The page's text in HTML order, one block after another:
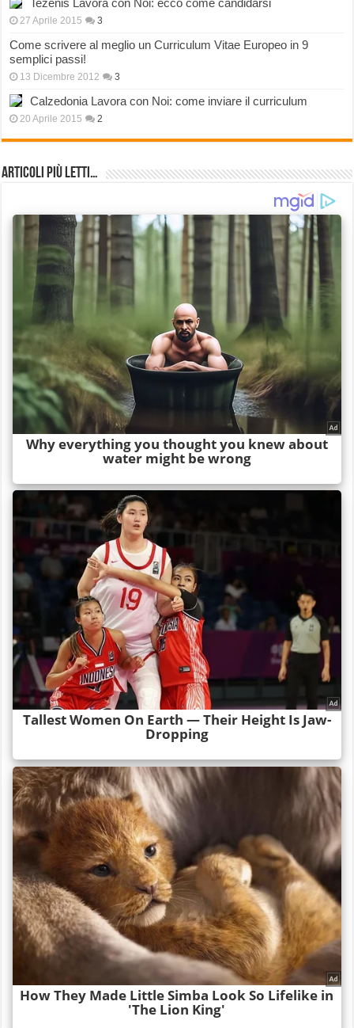
Tezenis Lavora con Noi: ecco come candidarsi
27 Aprile 2015 3
Come scrivere al meglio un Curriculum Vitae Europeo in 9
semplici passi!
13 Dicembre 2012 3
Calzedonia Lavora con Noi: come inviare il curriculum
20 Aprile 2015 2
Articoli più Letti…